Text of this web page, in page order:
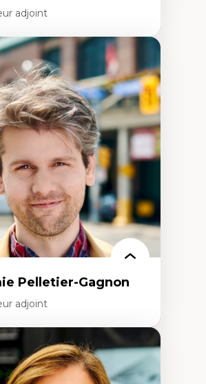
adjoint
des auditoires médiatiques
multi-plateforme des auditoires
des comportements numériques à
données massives et l’IA
quantitative et qualitative sur
médiatiques
des techniques de recherche
et l’IA
des droits de la personne
politique d’Hannah Arendt
politique à l’ère numérique
internationale et normes
Pelletier-Gagnon
adjoint
du jeu vidéo
de textes